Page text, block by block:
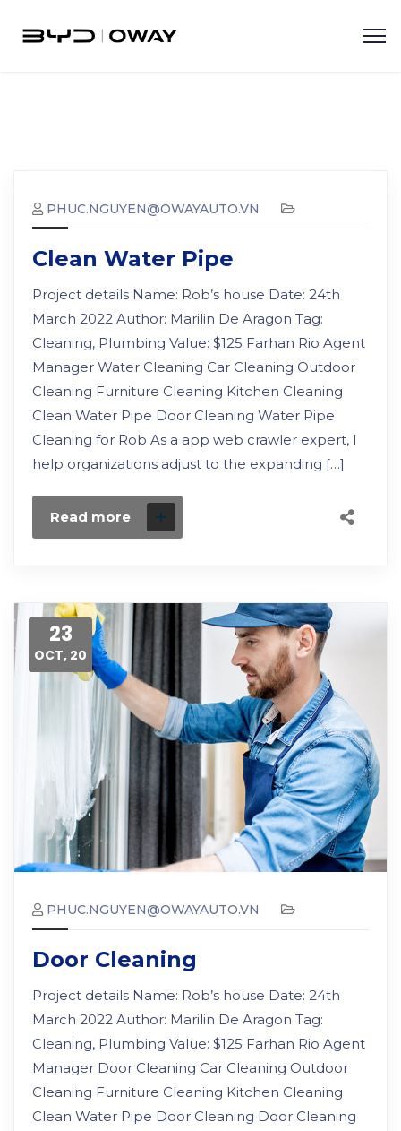
PHUC.NGUYEN@OWAYAUTO.VN
Clean Water Pipe
Project details Name: Rob’s house Date: 24th
March 2022 Author: Marilin De Aragon Tag:
Cleaning, Plumbing Value: $125 Farhan Rio Agent
Manager Water Cleaning Car Cleaning Outdoor
Cleaning Furniture Cleaning Kitchen Cleaning
Clean Water Pipe Door Cleaning Water Pipe
Cleaning for Rob As a app web crawler expert, I
help organizations adjust to the expanding […]
Read more
23
OCT, 20
PHUC.NGUYEN@OWAYAUTO.VN
Door Cleaning
Project details Name: Rob’s house Date: 24th
March 2022 Author: Marilin De Aragon Tag:
Cleaning, Plumbing Value: $125 Farhan Rio Agent
Manager Door Cleaning Car Cleaning Outdoor
Cleaning Furniture Cleaning Kitchen Cleaning
Clean Water Pipe Door Cleaning Door Cleaning